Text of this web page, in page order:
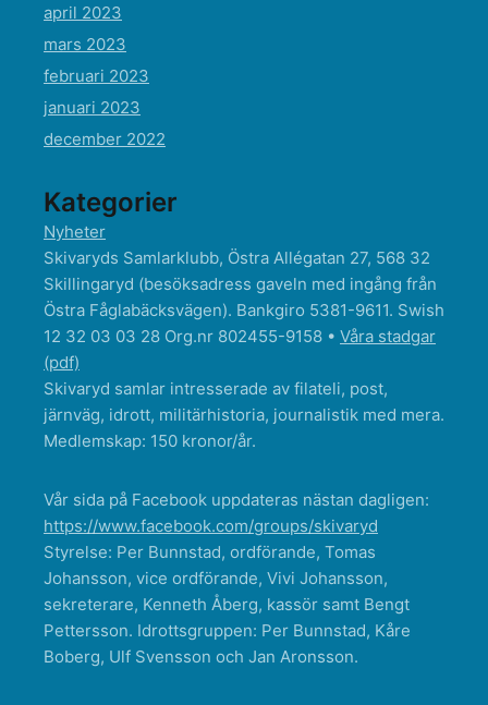
april 2023
mars 2023
februari 2023
januari 2023
december 2022
Kategorier
Nyheter
Skivaryds Samlarklubb, Östra Allégatan 27, 568 32
Skillingaryd (besöksadress gaveln med ingång från
Östra Fåglabäcksvägen). Bankgiro 5381-9611. Swish
12 32 03 03 28 Org.nr 802455-9158 • Våra stadgar
(pdf)
Skivaryd samlar intresserade av filateli, post,
järnväg, idrott, militärhistoria, journalistik med mera.
Medlemskap: 150 kronor/år.
Vår sida på Facebook uppdateras nästan dagligen:
https://www.facebook.com/groups/skivaryd
Styrelse: Per Bunnstad, ordförande, Tomas
Johansson, vice ordförande, Vivi Johansson,
sekreterare, Kenneth Åberg, kassör samt Bengt
Pettersson. Idrottsgruppen: Per Bunnstad, Kåre
Boberg, Ulf Svensson och Jan Aronsson.